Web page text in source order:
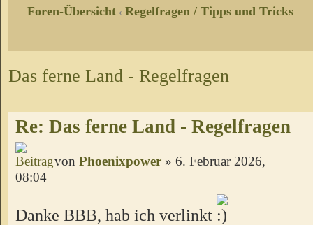
Foren-Übersicht ‹ Regelfragen / Tipps und Tricks
Das ferne Land - Regelfragen
Re: Das ferne Land - Regelfragen
von Phoenixpower » 6. Februar 2026,
08:04
Danke BBB, hab ich verlinkt